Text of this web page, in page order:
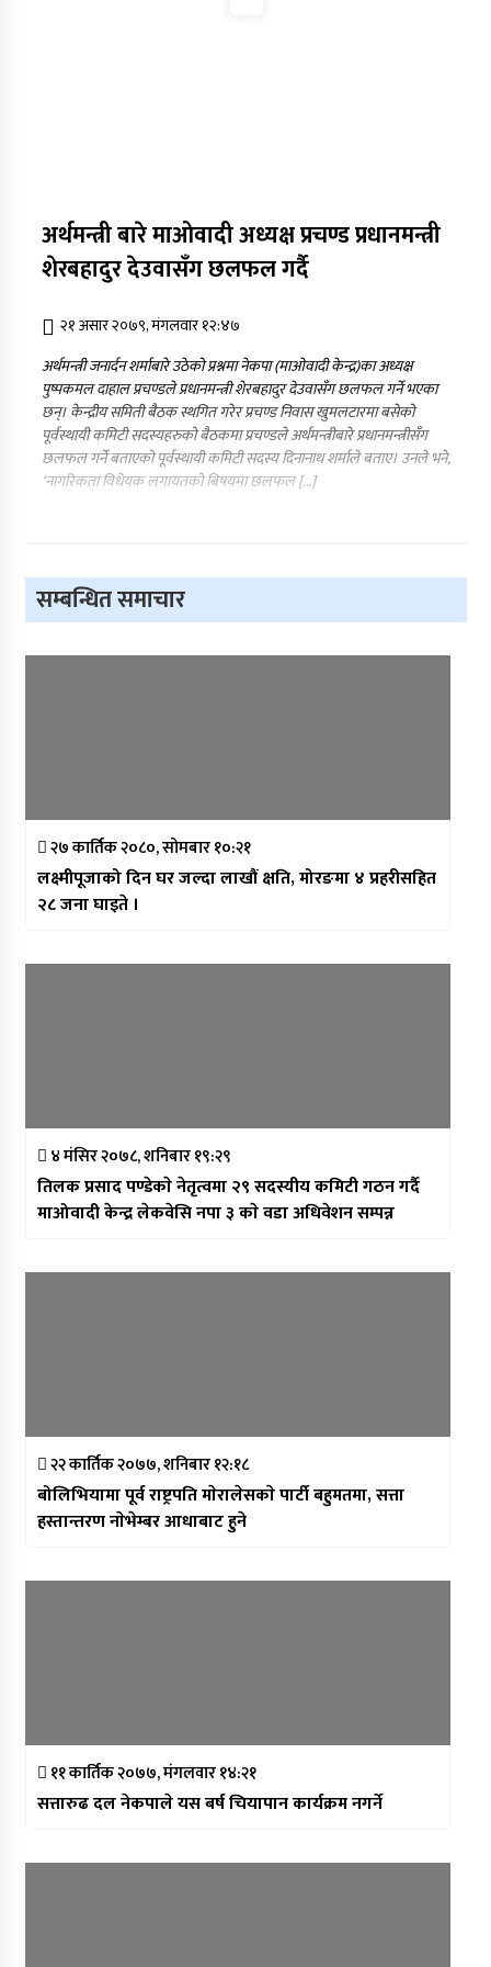
डाेल्पाकाे जगदुल्लाबाट जुम्ला आउँदै गरेकाे जिप
दुर्घटना, एकको मृत्यु
डाेल्पाकाे जगदुल्लाबाट जुम्ला आउँदै गरेकाे जिप
अर्थमन्त्री बारे माओवादी अध्यक्ष प्रचण्ड प्रधानमन्त्री
शेरबहादुर देउवासँग छलफल गर्दै
२१ असार २०७९, मंगलवार १२:४७
अर्थमन्त्री जनार्दन शर्माबारे उठेको प्रश्नमा नेकपा (माओवादी केन्द्र)का अध्यक्ष
पुष्पकमल दाहाल प्रचण्डले प्रधानमन्त्री शेरबहादुर देउवासँग छलफल गर्ने भएका
छन्। केन्द्रीय समिती बैठक स्थगित गरेर प्रचण्ड निवास खुमलटारमा बसेको
पूर्वस्थायी कमिटी सदस्यहरुको बैठकमा प्रचण्डले अर्थमन्त्रीबारे प्रधानमन्त्रीसँग
छलफल गर्ने बताएको पूर्वस्थायी कमिटी सदस्य दिनानाथ शर्माले बताए। उनले भने,
‘नागरिकता विधेयक लगायतको बिषयमा छलफल […]
सम्बन्धित समाचार
२७ कार्तिक २०८०, सोमबार १०:२१
लक्ष्मीपूजाको दिन घर जल्दा लाखौं क्षति, मोरङमा ४ प्रहरीसहित
२८ जना घाइते ।
४ मंसिर २०७८, शनिबार १९:२९
तिलक प्रसाद पण्डेकाे नेतृत्वमा २९ सदस्यीय कमिटी गठन गर्दै
माओवादी केन्द्र लेकवेसि नपा ३ काे वडा अधिवेशन सम्पन्न
२२ कार्तिक २०७७, शनिबार १२:१८
बोलिभियामा पूर्व राष्ट्रपति माेरालेसकाे पार्टी बहुमतमा, सत्ता
हस्तान्तरण नाेभेम्बर आधाबाट हुने
११ कार्तिक २०७७, मंगलवार १४:२१
सत्तारुढ दल नेकपाले यस बर्ष चियापान कार्यक्रम नगर्ने